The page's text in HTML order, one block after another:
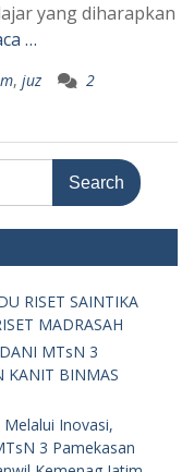
yang diharapkan
…
, juz
2
RISET SAINTIKA
MADRASAH
MTsN 3
KANIT BINMAS
Inovasi,
3 Pamekasan